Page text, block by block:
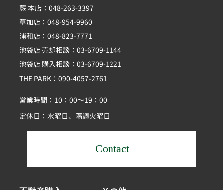
蕨 本店：048-263-3397
草加店：048-954-9960
浦和店：048-823-7771
池袋店 売却相談：03-6709-1144
池袋店 購入相談：03-6709-1221
THE PARK：090-4057-2761
営業時間：10：00～19：00
定休日：水曜日、隔週火曜日
Contact